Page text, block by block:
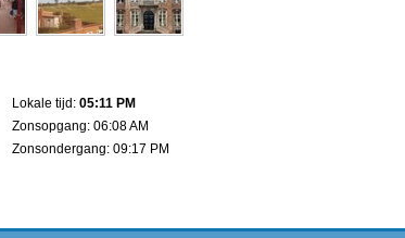
Lokale tijd: 05:11 PM
Zonsopgang: 06:08 AM
Zonsondergang: 09:17 PM